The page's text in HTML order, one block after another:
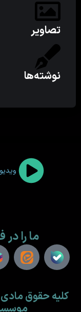
تصاویر
نوشته‌ها
ما را
کلیه حقوق